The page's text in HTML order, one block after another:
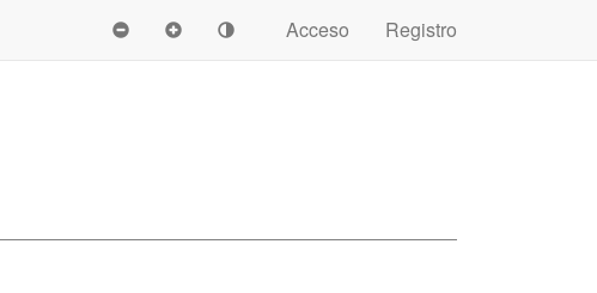
Acceso
Registro